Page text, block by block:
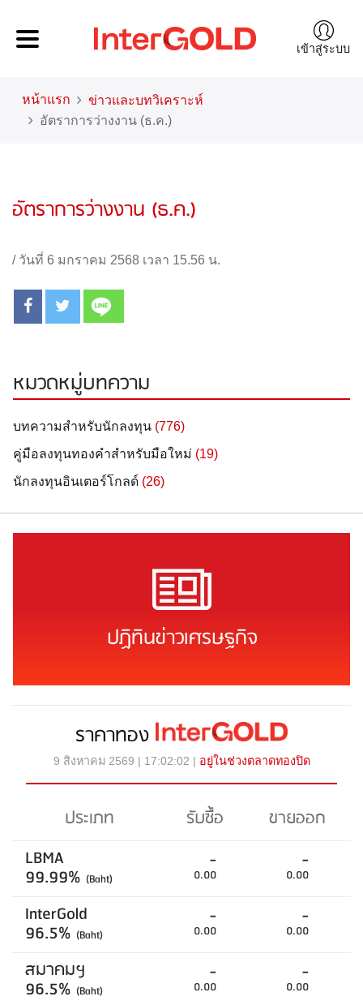
เข้าสู่ระบบ
หน้าแรก
ข่าวและบทวิเคราะห์
อัตราการว่างงาน (ธ.ค.)
อัตราการว่างงาน (ธ.ค.)
/ วันที่ 6 มกราคม 2568 เวลา 15.56 น.
หมวดหมู่บทความ
บทความสำหรับนักลงทุน (776)
คู่มือลงทุนทองคำสำหรับมือใหม่ (19)
นักลงทุนอินเตอร์โกลด์ (26)
ปฏิทินข่าวเศรษฐกิจ
ราคาทอง
9 สิงหาคม 2569 | 17:02:02 | อยู่ในช่วงตลาดทองปิด
ประเภท รับซื้อ
ขายออก
LBMA
99.99% (Baht)
-
0.00
-
0.00
InterGold
96.5% (Baht)
-
0.00
-
0.00
สมาคมฯ
96.5% (Baht)
-
0.00
-
0.00